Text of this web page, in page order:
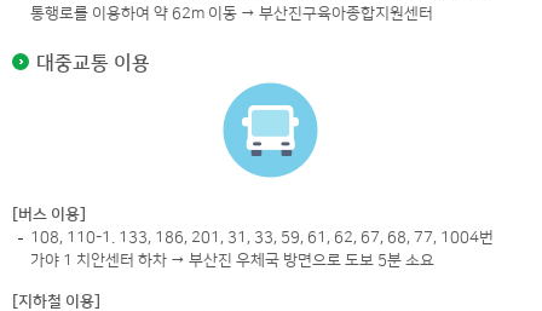
통행로를 이용하여 약 62m 이동 → 부산진구육아종합지원센터
대중교통 이용
[버스 이용]
108, 110-1. 133, 186, 201, 31, 33, 59, 61, 62, 67, 68, 77, 1004번
가야 1 치안센터 하차 → 부산진 우체국 방면으로 도보 5분 소요
[지하철 이용]